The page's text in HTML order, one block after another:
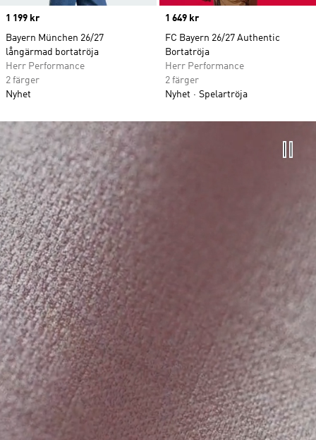
Price
1 199 kr
Bayern München 26/27
långärmad bortatröja
Herr Performance
2 färger
Nyhet
Price
1 649 kr
FC Bayern 26/27 Authentic
Bortatröja
Herr Performance
2 färger
Nyhet
Spelartröja